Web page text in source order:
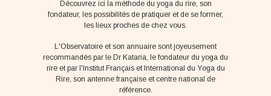
Découvrez ici la méthode du yoga du rire, son
fondateur, les possibilités de pratiquer et de se former,
les lieux proches de chez vous.
L'Observatoire et son annuaire sont joyeusement
recommandés par le Dr Kataria, le fondateur du yoga du
rire et par l'Institut Français et International du Yoga du
Rire, son antenne française et centre national de
référence.